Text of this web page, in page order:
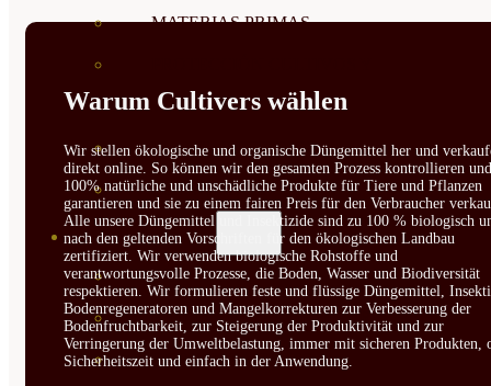
MATERIAS PRIMAS
PLANTAS
PLANTAS INTERIOR
GROWPUNCH
SEMILLAS
VER TODAS
BIODINÁMICAS DEMETER
HORTALIZA FRUTO
Warum Cultivers wählen
Wir stellen ökologische und organische Düngemittel her und
direkt online. So können wir den gesamten Prozess kontrollieren und
100% natürliche und unschädliche Produkte für Tiere und Pflanzen
garantieren und sie zu einem fairen Preis für den Verbraucher
Alle unsere Düngemittel und Insektizide sind zu 100 % biologisch
nach den geltenden Vorschriften für den ökologischen Landbau
zertifiziert. Wir verwenden biologische Rohstoffe und
verantwortungsvolle Prozesse, die Boden, Wasser und Biodiversität
respektieren. Wir formulieren feste und flüssige Düngemittel,
Bodenregeneratoren und Mangelkorrekturen zur Verbesserung der
Bodenfruchtbarkeit, zur Steigerung der Produktivität und zur
Verringerung der Umweltbelastung, immer mit sicheren Produkten,
Sicherheitszeit und einfach in der Anwendung.